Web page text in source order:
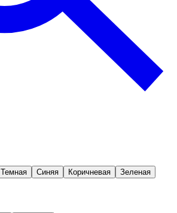
Темная Синяя Коричневая Зеленая